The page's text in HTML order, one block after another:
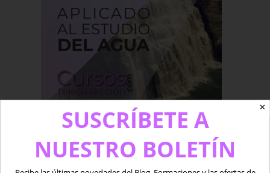
Beatriz Ramos López | mayo 27th, 2020 | BLOG
comentarios
✕
SUSCRÍBETE A
NUESTRO BOLETÍN